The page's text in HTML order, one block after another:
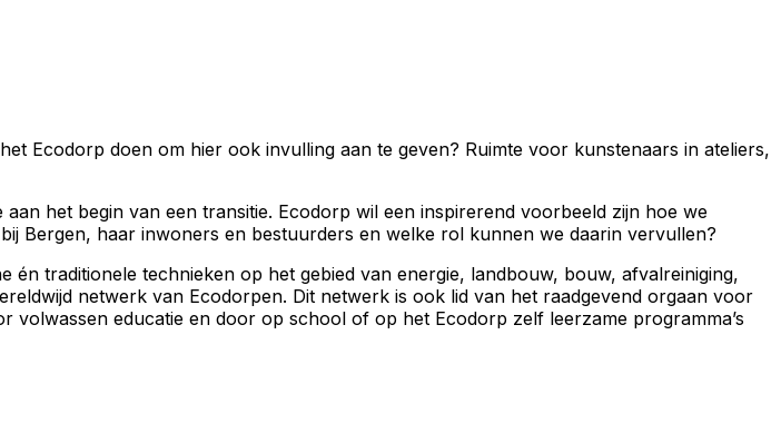
Ecodorp doen om hier ook invulling aan te geven? Ruimte voor kunstenaars in ateliers,
het begin van een transitie. Ecodorp wil een inspirerend voorbeeld zijn hoe we
Bergen, haar inwoners en bestuurders en welke rol kunnen we daarin vervullen?
traditionele technieken op het gebied van energie, landbouw, bouw, afvalreiniging,
netwerk van Ecodorpen. Dit netwerk is ook lid van het raadgevend orgaan voor
educatie en door op school of op het Ecodorp zelf leerzame programma’s